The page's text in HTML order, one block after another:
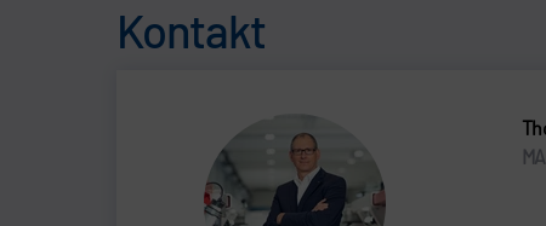
Kontakt